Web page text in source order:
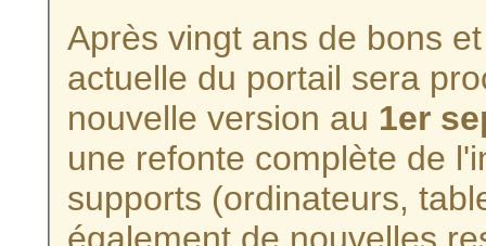
Après vingt ans de bons
actuelle du portail sera
nouvelle version au 1er
une refonte complète de
supports (ordinateurs,